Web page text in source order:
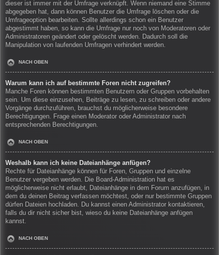
dieser ist immer mit der Umfrage verknüpft. Wenn niemand eine Stimme
abgegeben hat, dann können Benutzer die Umfrage löschen oder die
Umfrageoption bearbeiten. Sollte allerdings schon ein Benutzer
abgestimmt haben, so kann die Umfrage nur noch von Moderatoren oder
Administratoren geändert oder gelöscht werden. Dadurch soll die
Manipulation von laufenden Umfragen verhindert werden.
NACH OBEN
Warum kann ich auf bestimmte Foren nicht zugreifen?
Manche Foren können bestimmten Benutzern oder Gruppen vorbehalten
sein. Um diese einzusehen, Beiträge zu lesen, zu schreiben oder andere
Vorgänge durchzuführen, brauchst du möglicherweise besondere
Berechtigungen. Frage einen Moderator oder Administrator nach
entsprechenden Berechtigungen.
NACH OBEN
Weshalb kann ich keine Dateianhänge anfügen?
Rechte für Dateianhänge können für Foren, Gruppen und einzelne
Benutzer vergeben werden. Die Board-Administration hat es
möglicherweise nicht erlaubt, Dateianhänge in dem Forum anzufügen, in
dem du deinen Beitrag verfassen möchtest, oder nur bestimmte Gruppen
dürfen Dateien hochladen. Du kannst einen Administrator kontaktieren,
falls du dir nicht sicher bist, wieso du keine Dateianhänge anfügen
kannst.
NACH OBEN